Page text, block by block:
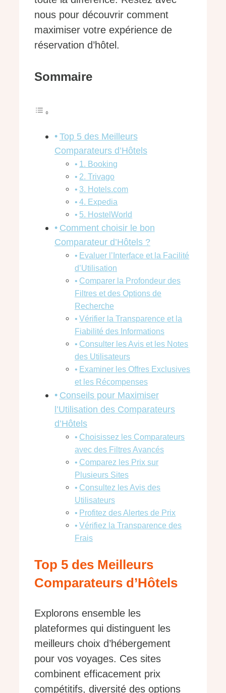
nous pour découvrir comment
maximiser votre expérience de
réservation d’hôtel.
Sommaire
Top 5 des Meilleurs
Comparateurs d’Hôtels
1. Booking
2. Trivago
3. Hotels.com
4. Expedia
5. HostelWorld
Comment choisir le bon
Comparateur d’Hôtels ?
Evaluer l’Interface et la Facilité
d’Utilisation
Comparer la Profondeur des
Filtres et des Options de
Recherche
Vérifier la Transparence et la
Fiabilité des Informations
Consulter les Avis et les Notes
des Utilisateurs
Examiner les Offres Exclusives
et les Récompenses
Conseils pour Maximiser
l’Utilisation des Comparateurs
d’Hôtels
Choisissez les Comparateurs
avec des Filtres Avancés
Comparez les Prix sur
Plusieurs Sites
Consultez les Avis des
Utilisateurs
Profitez des Alertes de Prix
Vérifiez la Transparence des
Frais
Top 5 des Meilleurs
Comparateurs d’Hôtels
Explorons ensemble les
plateformes qui distinguent les
meilleurs choix d’hébergement
pour vos voyages. Ces sites
combinent efficacement prix
compétitifs, diversité des options